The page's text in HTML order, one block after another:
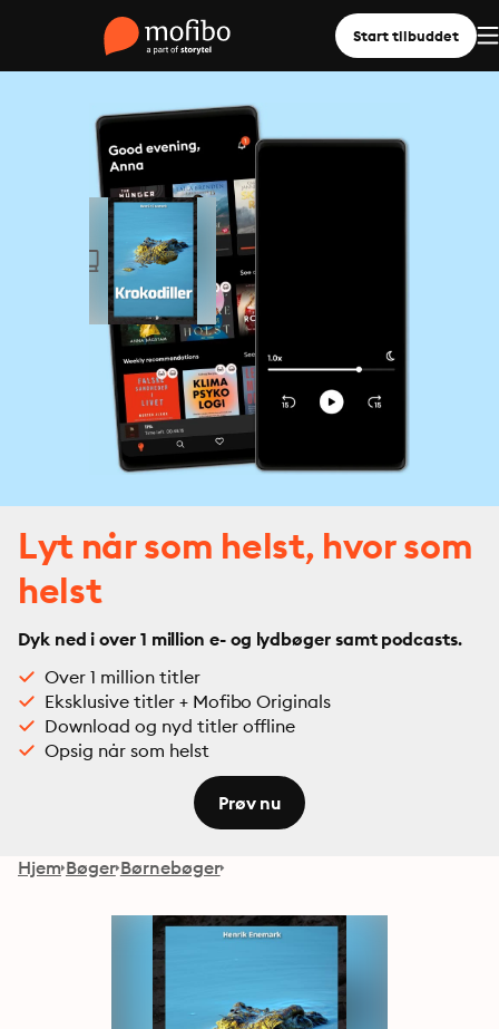
Start tilbuddet
Lyt når som helst, hvor som
helst
Dyk ned i over 1 million e- og lydbøger samt podcasts.
Over 1 million titler
Eksklusive titler + Mofibo Originals
Download og nyd titler offline
Opsig når som helst
Prøv nu
Hjem Bøger Børnebøger